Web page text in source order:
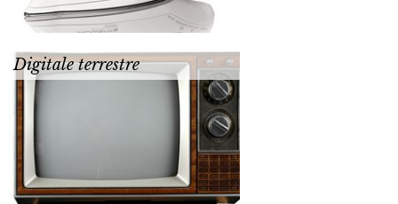
Digitale terrestre